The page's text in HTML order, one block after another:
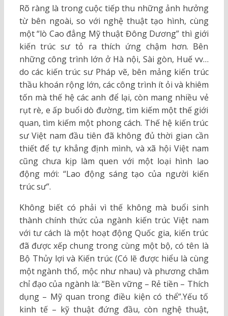
Rõ ràng là trong cuộc tiếp thu những ảnh hưởng
từ bên ngoài, so với nghệ thuật tạo hình, cùng
một “lò Cao đẳng Mỹ thuật Đông Dương” thì giới
kiến trúc sư tỏ ra thích ứng chậm hơn. Bên
những công trình lớn ở Hà nội, Sài gòn, Huế vv…
do các kiến trúc sư Pháp vẽ, bên mảng kiến trúc
thầu khoán rộng lớn, các công trình ít ỏi và khiêm
tốn mà thế hệ các anh để lại, còn mang nhiều vẻ
rụt rè, e ấp buổi dò đường, tìm kiếm một thế giới
quan, tìm kiếm một phong cách. Thế hệ kiến trúc
sư Việt nam đầu tiên đã không đủ thời gian cần
thiết để tự khẳng định mình, và xã hội Việt nam
cũng chưa kịp làm quen với một loại hình lao
động mới: “Lao động sáng tạo của người kiến
trúc sư”.
Không biết có phải vì thế không mà buổi sinh
thành chính thức của ngành kiến trúc Việt nam
với tư cách là một hoạt động Quốc gia, kiến trúc
đã được xếp chung trong cùng một bộ, có tên là
Bộ Thủy lợi và Kiến trúc (Có lẽ được hiểu là cùng
một ngành thổ, mộc như nhau) và phương châm
chỉ đạo của ngành là: “Bền vững – Rẻ tiền – Thích
dụng – Mỹ quan trong điều kiện có thể”.Yếu tố
kinh tế – kỹ thuật đứng đầu, còn nghệ thuật,